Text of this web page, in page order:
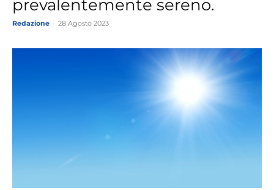
prevalentemente sereno.
Redazione 28 Agosto 2023